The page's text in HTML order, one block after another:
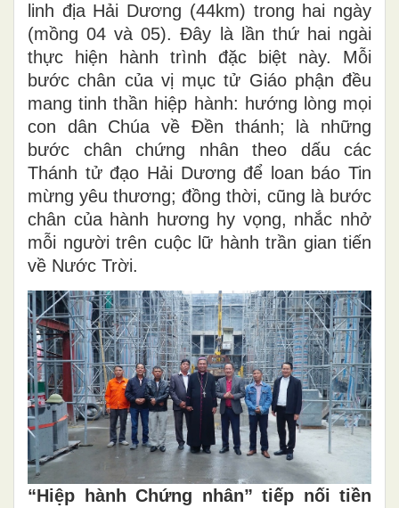
linh địa Hải Dương (44km) trong hai ngày
(mồng 04 và 05). Đây là lần thứ hai ngài
thực hiện hành trình đặc biệt này. Mỗi
bước chân của vị mục tử Giáo phận đều
mang tinh thần hiệp hành: hướng lòng mọi
con dân Chúa về Đền thánh; là những
bước chân chứng nhân theo dấu các
Thánh tử đạo Hải Dương để loan báo Tin
mừng yêu thương; đồng thời, cũng là bước
chân của hành hương hy vọng, nhắc nhở
mỗi người trên cuộc lữ hành trần gian tiến
về Nước Trời.
“Hiệp hành Chứng nhân” tiếp nối tiền